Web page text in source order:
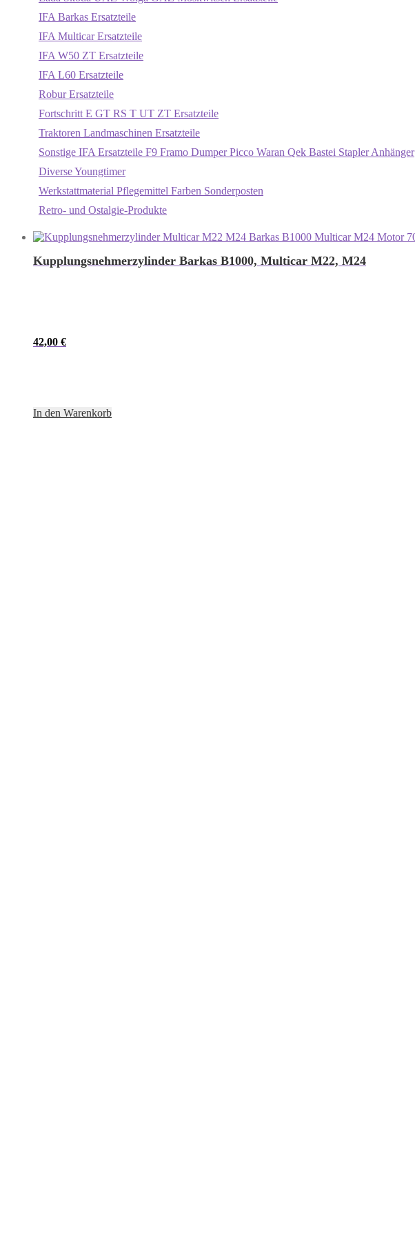
IFA Barkas Ersatzteile
IFA Multicar Ersatzteile
IFA W50 ZT Ersatzteile
IFA L60 Ersatzteile
Robur Ersatzteile
Fortschritt E GT RS T UT ZT Ersatzteile
Traktoren Landmaschinen Ersatzteile
Sonstige IFA Ersatzteile F9 Framo Dumper Picco Waran Qek Bastei Stapler Anhänger
Diverse Youngtimer
Werkstattmaterial Pflegemittel Farben Sonderposten
Retro- und Ostalgie-Produkte
Kupplungsnehmerzylinder Barkas B1000, Multicar M22, M24
42,00 €
In den Warenkorb